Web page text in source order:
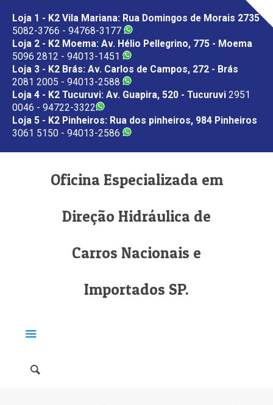
Loja 1 - K2 Vila Mariana: Rua Domingos de Morais 2735
5082-3766 - 94768-3177
Loja 2 - K2 Moema: Av. Hélio Pellegrino, 775 - Moema
5096 2812 - 94013-1451
Loja 3 - K2 Brás: Av. Carlos de Campos, 272 - Brás
2081 2005 - 94013-2588
Loja 4 - K2 Tucuruvi: Av. Guapira, 520 - Tucuruvi 2951
0046 - 94722-3322
Loja 5 - K2 Pinheiros: Rua dos pinheiros, 984 Pinheiros
3061 5150 - 94013-2586
Oficina Especializada em
Direção Hidráulica de
Carros Nacionais e
Importados SP.